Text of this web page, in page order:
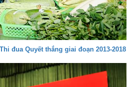
đua Quyết thắng giai đoạn 2013-2018